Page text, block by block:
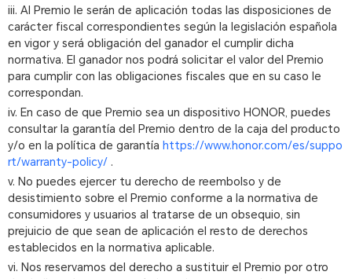
iii. Al Premio le serán de aplicación todas las disposiciones de
carácter fiscal correspondientes según la legislación española
en vigor y será obligación del ganador el cumplir dicha
normativa. El ganador nos podrá solicitar el valor del Premio
para cumplir con las obligaciones fiscales que en su caso le
correspondan.
iv. En caso de que Premio sea un dispositivo HONOR, puedes
consultar la garantía del Premio dentro de la caja del producto
y/o en la política de garantía https://www.honor.com/es/suppo
rt/warranty-policy/ .
v. No puedes ejercer tu derecho de reembolso y de
desistimiento sobre el Premio conforme a la normativa de
consumidores y usuarios al tratarse de un obsequio, sin
prejuicio de que sean de aplicación el resto de derechos
establecidos en la normativa aplicable.
vi. Nos reservamos del derecho a sustituir el Premio por otro